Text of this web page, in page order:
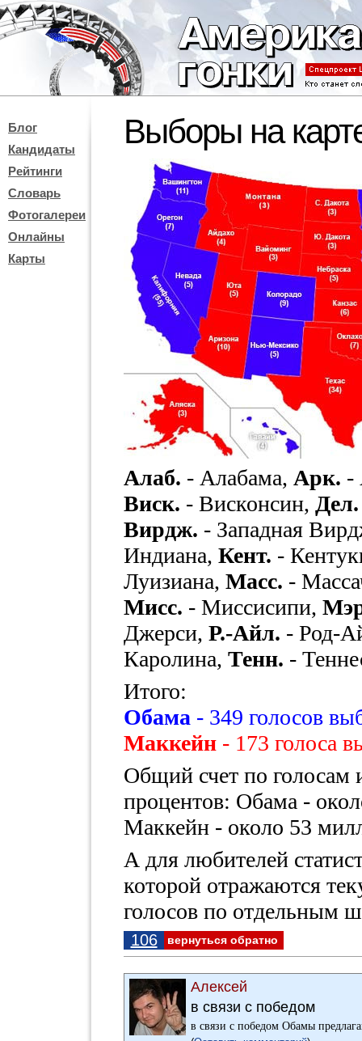
Блог
Кандидаты
Рейтинги
Словарь
Фотогалереи
Онлайны
Карты
Выборы на
Алаб. - Алабама, Арк. -
Виск. - Висконсин, Дел.
Вирдж. - Западная
Индиана, Кент. -
Луизиана, Масс. -
Мисс. - Миссисипи,
Джерси, Р.-Айл. - Род-
Каролина, Тенн. -
Итого:
Обама - 349 голосов
Маккейн - 173 голоса
Общий счет по голосам
процентов: Обама -
Маккейн - около 53
А для любителей
которой отражаются
голосов по отдельным
106 вернуться обратно
Алексей
в связи с победом
в связи с победом Обамы